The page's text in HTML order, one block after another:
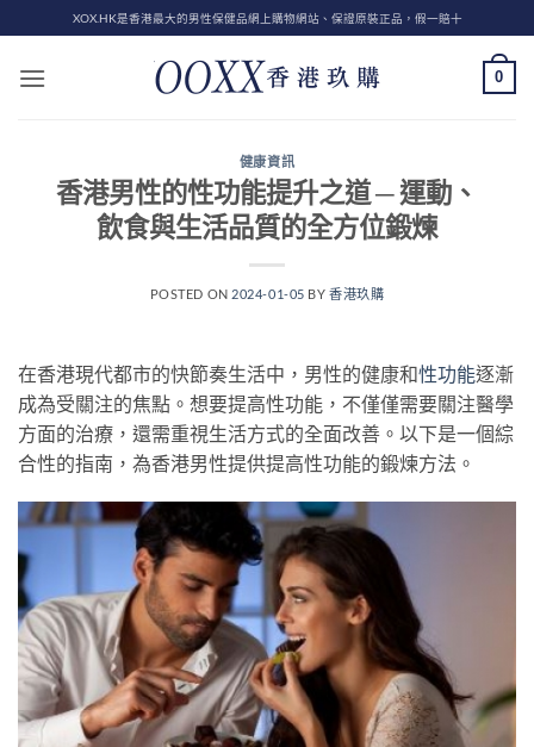
to
content
XOX.HK是香港最大的男性保健品網上購物網站、保證原裝正品，假一賠十
0
健康資訊
香港男性的性功能提升之道 ─ 運動、
飲食與生活品質的全方位鍛煉
POSTED ON 2024-01-05 BY香港玖購
在香港現代都市的快節奏生活中，男性的健康和性功能逐漸
成為受關注的焦點。想要提高性功能，不僅僅需要關注醫學
方面的治療，還需重視生活方式的全面改善。以下是一個綜
合性的指南，為香港男性提供提高性功能的鍛煉方法。